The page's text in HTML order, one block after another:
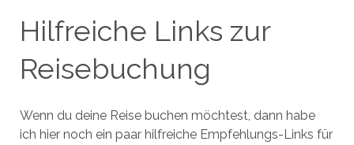
Hilfreiche Links zur
Reisebuchung
Wenn du deine Reise buchen möchtest, dann habe
ich hier noch ein paar hilfreiche Empfehlungs-Links für